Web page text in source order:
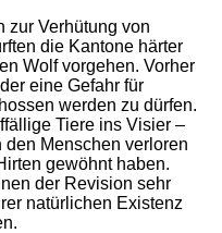
zur Verhütung von
die Kantone härter
Wolf vorgehen. Vorher
eine Gefahr für
werden zu dürfen.
Tiere ins Visier –
Menschen verloren
gewöhnt haben.
der Revision sehr
natürlichen Existenz